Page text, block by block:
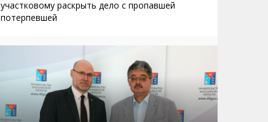
участковому раскрыть дело с пропавшей
потерпевшей